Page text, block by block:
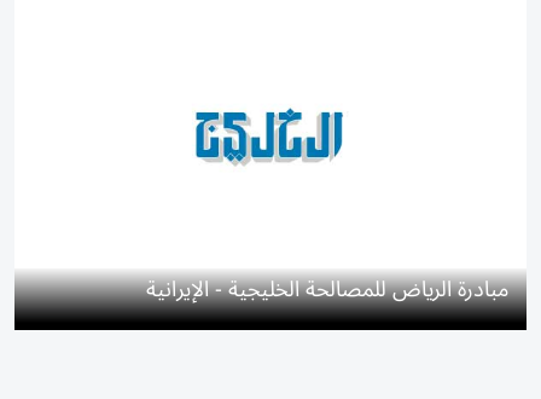
مبادرة الرياض للمصالحة الخليجية - الإيرانية